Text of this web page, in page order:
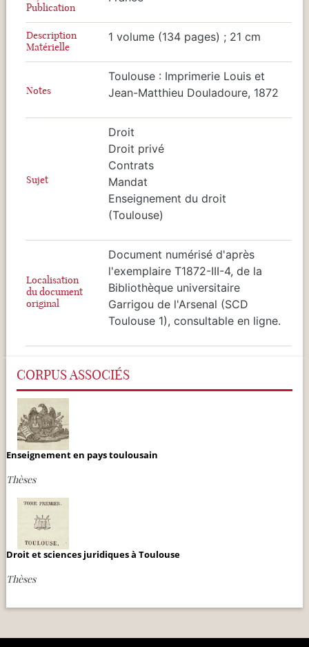
Publication
Description
Matérielle
1 volume (134 pages) ; 21 cm
Notes
Toulouse : Imprimerie Louis et
Jean-Matthieu Douladoure, 1872
Sujet
Droit
Droit privé
Contrats
Mandat
Enseignement du droit
(Toulouse)
Localisation
du document
original
Document numérisé d'après
l'exemplaire T1872-III-4, de la
Bibliothèque universitaire
Garrigou de l'Arsenal (SCD
Toulouse 1), consultable en ligne.
CORPUS ASSOCIÉS
Enseignement en pays toulousain
Thèses
Droit et sciences juridiques à Toulouse
Thèses